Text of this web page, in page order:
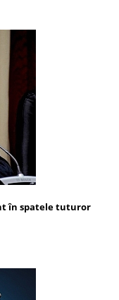
în spatele tuturor